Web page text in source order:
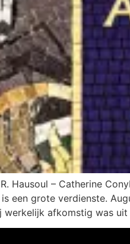
Hausoul – Catherine
een grote verdienste.
werkelijk afkomstig was